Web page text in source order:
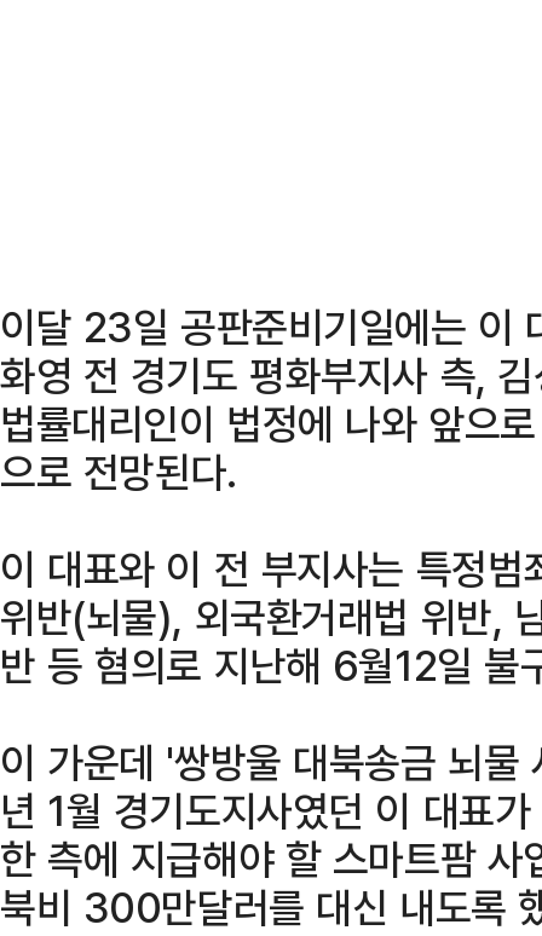
이달 23일 공판준비기일에는 이
화영 전 경기도 평화부지사 측,
법률대리인이 법정에 나와 앞으
으로 전망된다.
이 대표와 이 전 부지사는 특정
위반(뇌물), 외국환거래법 위반,
반 등 혐의로 지난해 6월12일 불
이 가운데 '쌍방울 대북송금 뇌
년 1월 경기도지사였던 이 대표
한 측에 지급해야 할 스마트팜
북비 300만달러를 대신 내도록